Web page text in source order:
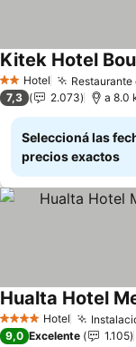
2 Estrellas
Hotel Restaurante
Kitek Hotel
7,3 2.073 a 8.0
Seleccioná las
precios exactos
4 EstrellasHotel
9,0 Excelente 1.105